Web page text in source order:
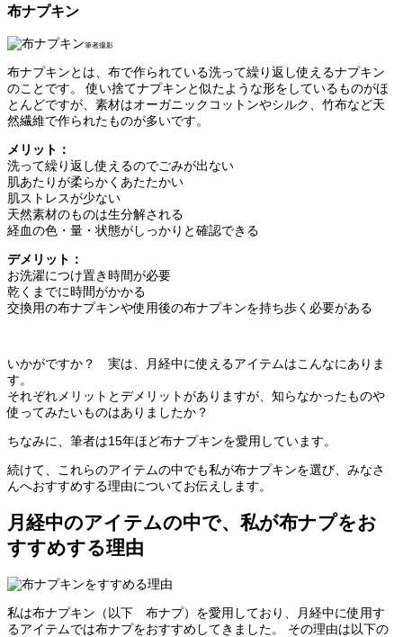
布ナプキン
筆者撮影
布ナプキンとは、布で作られている洗って繰り返し使えるナプキン
のことです。 使い捨てナプキンと似たような形をしているものがほ
とんどですが、素材はオーガニックコットンやシルク、竹布など天
然繊維で作られたものが多いです。
メリット：
洗って繰り返し使えるのでごみが出ない
肌あたりが柔らかくあたたかい
肌ストレスが少ない
天然素材のものは生分解される
経血の色・量・状態がしっかりと確認できる
デメリット：
お洗濯につけ置き時間が必要
乾くまでに時間がかかる
交換用の布ナプキンや使用後の布ナプキンを持ち歩く必要がある
いかがですか？ 実は、月経中に使えるアイテムはこんなにありま
す。
それぞれメリットとデメリットがありますが、知らなかったものや
使ってみたいものはありましたか？
ちなみに、筆者は15年ほど布ナプキンを愛用しています。
続けて、これらのアイテムの中でも私が布ナプキンを選び、みなさ
んへおすすめする理由についてお伝えします。
月経中のアイテムの中で、私が布ナプをお
すすめする理由
私は布ナプキン（以下 布ナプ）を愛用しており、月経中に使用す
るアイテムでは布ナプをおすすめしてきました。 その理由は以下の